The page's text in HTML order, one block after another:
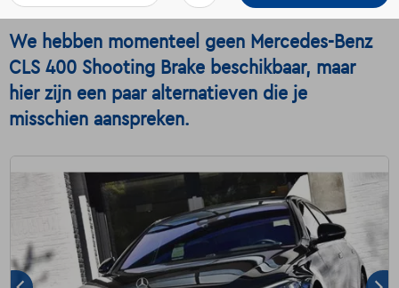
We hebben momenteel geen Mercedes-Benz
CLS 400 Shooting Brake beschikbaar, maar
hier zijn een paar alternatieven die je
misschien aanspreken.